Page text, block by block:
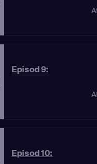
Episod 9:
Episod 10: